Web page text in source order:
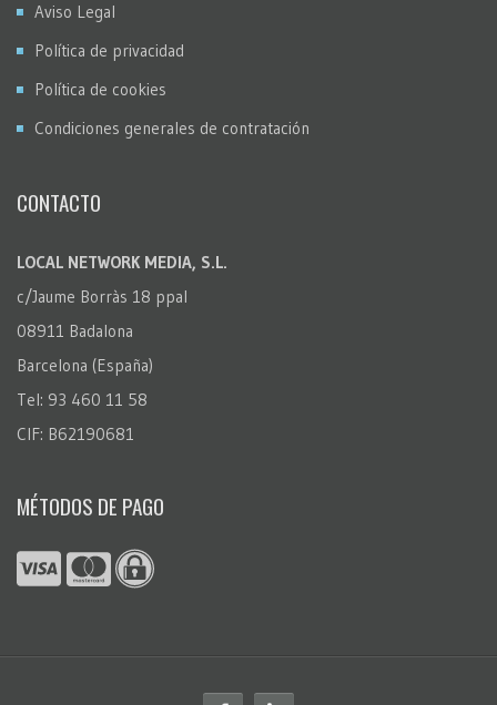
Aviso Legal
Política de privacidad
Política de cookies
Condiciones generales de contratación
CONTACTO
LOCAL NETWORK MEDIA, S.L.
c/Jaume Borràs 18 ppal
08911 Badalona
Barcelona (España)
Tel: 93 460 11 58
CIF: B62190681
MÉTODOS DE PAGO